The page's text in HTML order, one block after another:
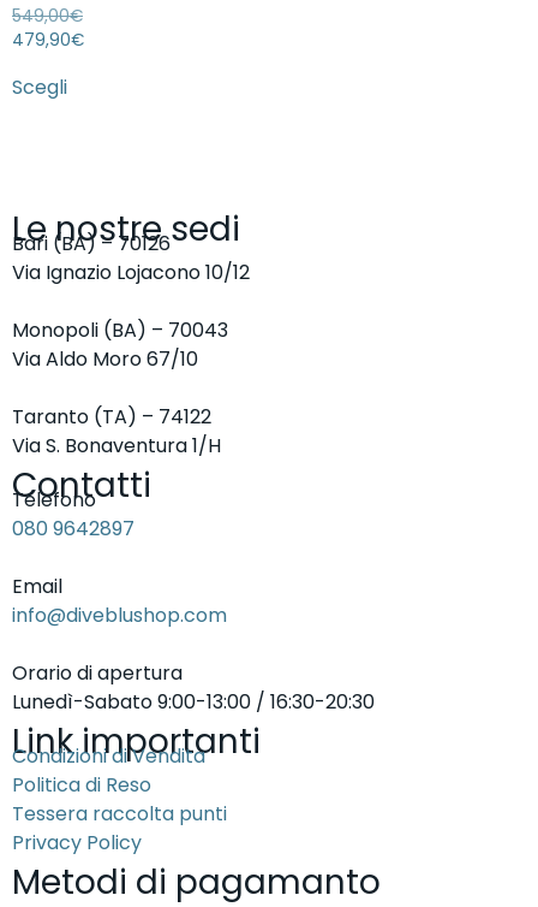
549,00€
479,90€
Scegli
Le nostre sedi
Bari (BA) – 70126
Via Ignazio Lojacono 10/12
Monopoli (BA) – 70043
Via Aldo Moro 67/10
Taranto (TA) – 74122
Via S. Bonaventura 1/H
Contatti
Telefono
080 9642897
Email
info@diveblushop.com
Orario di apertura
Lunedì-Sabato 9:00-13:00 / 16:30-20:30
Link importanti
Condizioni di Vendita
Politica di Reso
Tessera raccolta punti
Privacy Policy
Metodi di pagamanto